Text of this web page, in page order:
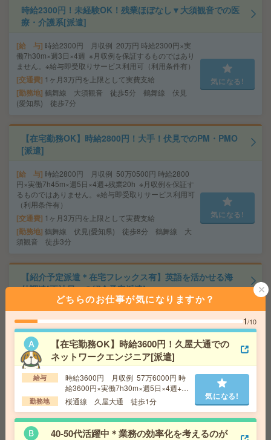
時給2300円！未経験OK！残業ほぼなし▼大須観音での医
療・介護系[派遣]
給 与 時給2300円 月収例 20万円 時給2300円×実
働7h30m×週3日×4週 ※月収例を保証するものではあり
ません。※給与即受取りサービス利用可（利用条件有）
交通費 1ヶ月3万円を上限として実費支給
勤務地 鶴舞線 大須観音 徒歩5分 鶴舞線 伏見
(愛知県) 徒歩7分
気になる!
【在宅勤務OK】時給2800円！大手！伏見でのPM・PMO
[派遣]
給 与 時給2800円 月収例 50万0500円 時給2800
円×実働7h45m×週5日×4週+残業20h ※月収例を保証す
るものではありません。※給与即受取りサービス利用可
（利用条件有）
交通費 1ヶ月3万円を上限として実費支給
勤務地 鶴舞線 伏見(愛知県) 徒歩8分 鶴舞線 大
須観音 徒歩3分
気になる!
【紹介予定派遣＊在宅フレックス有】英語を活かせる海
外調達[正社員への紹介予定派遣]
給 与 時給3000円
交通費 交通費支給
勤務地
愛知県 知多市 「朝倉（愛知県）駅」 車 5分,
「古見（愛知県）駅」 車 5分
【オープニング募集】おばあちゃんのお散歩付き添いも
仕事の1つ[派遣]
給 与 無資格未経験：時給1450円～ ■週払いOK
■扶養内OK ■日収1万1600円以上
どちらのお仕事が気になりますか？
1/10
【在宅勤務OK】時給3600円！久屋大通での
ネットワークエンジニア[派遣]
給与
時給3600円 月収例 57万6000円 時
給3600円×実働7h30m×週5日×4週+残
業10h ※月収例を保証するものではあ
りません。
勤務地 桜通線 久屋大通 徒歩1分 気になる!
40-50代活躍中＊業務の効率化を考えるのが